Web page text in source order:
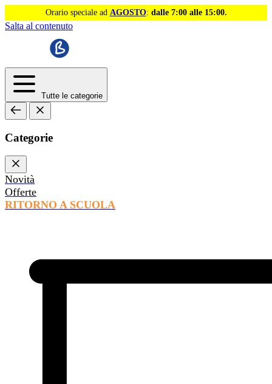
Orario speciale ad AGOSTO: dalle 7:00 alle 15:00.
Salta al contenuto
Tutte le categorie
Categorie
Novità
Offerte
RITORNO A SCUOLA